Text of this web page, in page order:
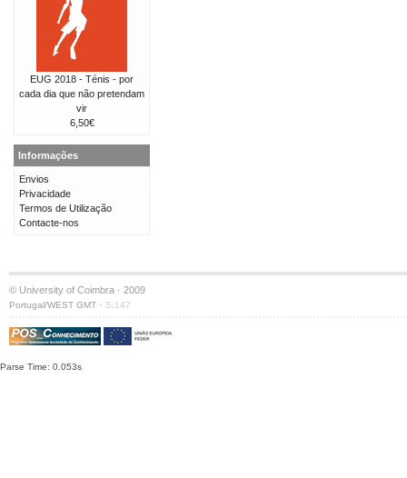
EUG 2018 - Ténis - por
cada dia que não pretendam
vir
6,50€
Informações
Envios
Privacidade
Termos de Utilização
Contacte-nos
© University of Coimbra · 2009
Portugal/WEST GMT · S:147
Parse Time: 0.053s